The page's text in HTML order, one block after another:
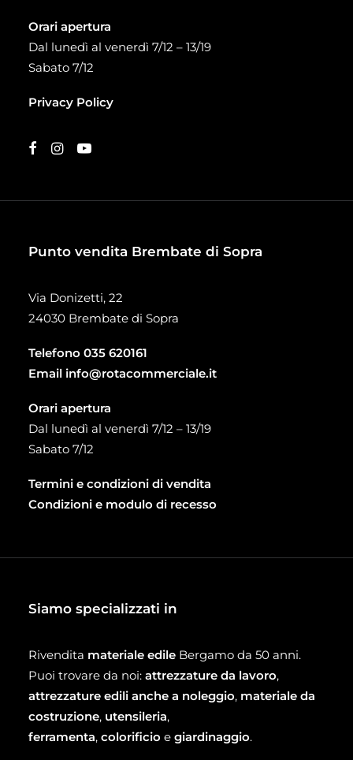
Orari apertura
Dal lunedì al venerdì 7/12 – 13/19
Sabato 7/12
Privacy Policy
Punto vendita Brembate di Sopra
Via Donizetti, 22
24030 Brembate di Sopra
Telefono 035 620161
Email info@rotacommerciale.it
Orari apertura
Dal lunedì al venerdì 7/12 – 13/19
Sabato 7/12
Termini e condizioni di vendita
Condizioni e modulo di recesso
Siamo specializzati in
Rivendita materiale edile Bergamo da 50 anni.
Puoi trovare da noi: attrezzature da lavoro,
attrezzature edili anche a noleggio, materiale da
costruzione, utensileria,
ferramenta, colorificio e giardinaggio.